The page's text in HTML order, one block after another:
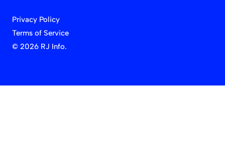
© 2026 RJ Info.
Privacy Policy
Terms of Service